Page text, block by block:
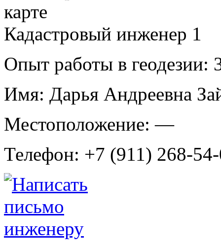
Кадастровый инженер 1
Опыт работы в геодезии:
Имя: Дарья Андреевна
Местоположение: —
Телефон: +7 (911) 268-